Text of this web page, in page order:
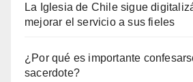
La Iglesia de Chile sigue
mejorar el servicio a sus fieles
¿Por qué es importante
sacerdote?